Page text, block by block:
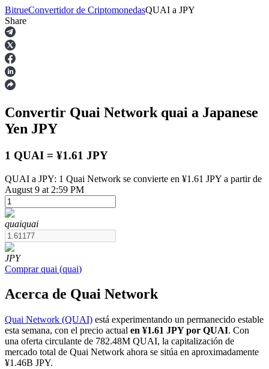
Futuros
Futuros del USDT
Futuros COIN-M
Futuros de criptomonedas
BitrueConvertidor de CriptomonedasQUAI a JPY
Share
Convertir Quai Network quai a Japanese
Yen JPY
1 QUAI = ¥1.61 JPY
QUAI a JPY: 1 Quai Network se convierte en ¥1.61 JPY a partir de
August 9 at 2:59 PM
quaiquai
JPY
Comprar quai (quai)
Acerca de Quai Network
Quai Network (QUAI) está experimentando un permanecido estable
esta semana, con el precio actual en ¥1.61 JPY por QUAI. Con
una oferta circulante de 782.48M QUAI, la capitalización de
mercado total de Quai Network ahora se sitúa en aproximadamente
¥1.46B JPY.